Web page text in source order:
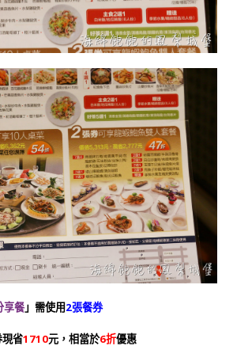
享餐」需使用2張餐券
現省1710元，相當於6折優惠